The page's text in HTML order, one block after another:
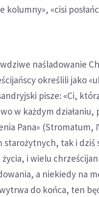
kolumny», «cisi
naśladowanie
określili jako
pisze: «Ci,
w każdym
Pana» (Stromatum,
starożytnych, tak i
i wielu
a niekiedy na
do końca, ten